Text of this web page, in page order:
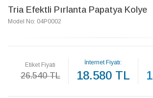
Tria Efektli Pırlanta Papatya Kolye
Model No: 04P0002
Etiket Fiyatı
26.540 TL
İnternet Fiyatı:
18.580 TL